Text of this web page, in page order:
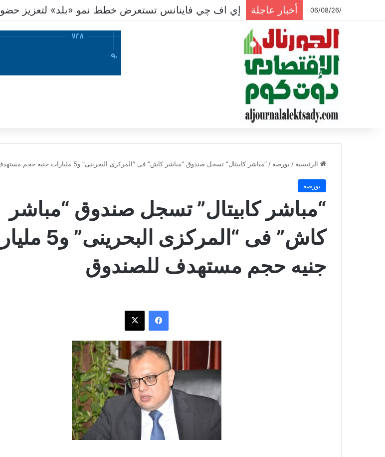
/06/08/26 أخبار عاجلة إي اف چي فاينانس تستعرض خطط نمو «بلد» لتعزيز
الرئيسية / بورصة / “مباشر كابيتال” تسجل صندوق “مباشر كاش” فى “المركزى البحرينى” و5 مليارات جنيه حجم مستهدف للصندوق
بورصة
“مباشر كابيتال” تسجل صندوق “مباشر
كاش” فى “المركزى
جنيه حجم مستهدف للصندوق
فيسبوك ‫X